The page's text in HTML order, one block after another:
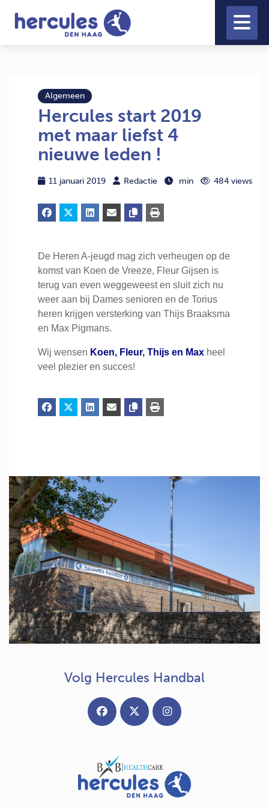
Algemeen
Hercules start 2019
met maar liefst 4
nieuwe leden !
11 januari 2019 Redactie min 484 views
De Heren A-jeugd mag zich verheugen op de
komst van Koen de Vreeze, Fleur Gijsen is
terug van even weggeweest en sluit zich nu
weer aan bij Dames senioren en de Torius
heren krijgen versterking van Thijs Braaksma
en Max Pigmans.
Wij wensen Koen, Fleur, Thijs en Max heel
veel plezier en succes!
Volg Hercules Handbal